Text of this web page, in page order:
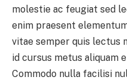
molestie ac feugiat sed
enim praesent
vitae semper quis lectus
id cursus metus aliquam
Commodo nulla facilisi